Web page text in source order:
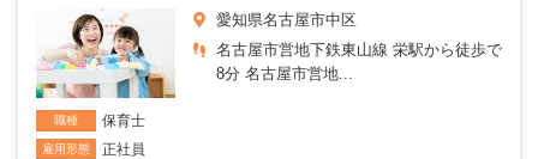
愛知県名古屋市中区
名古屋市営地下鉄東山線 栄駅から徒歩で
8分 名古屋市営地...
職種 保育士
雇用形態 正社員